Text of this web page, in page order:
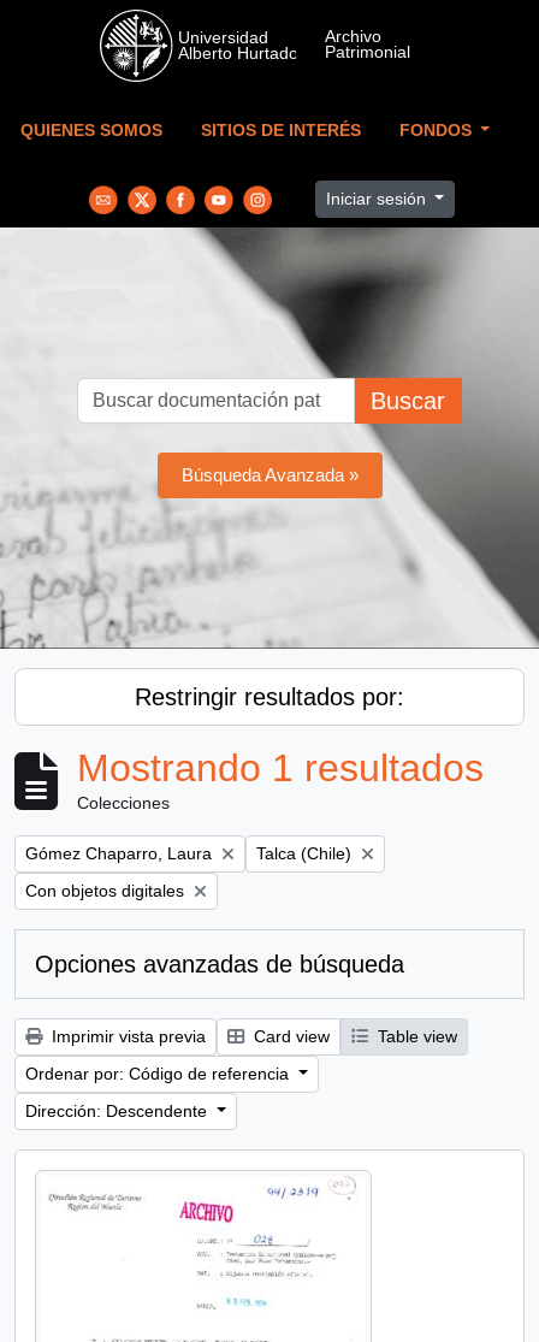
Skip to main content
QUIENES SOMOS SITIOS DE INTERÉS FONDOS
Iniciar sesión
Buscar
Búsqueda Avanzada »
Restringir resultados por:
Mostrando 1 resultados
Colecciones
Remove filter:
Gómez Chaparro, Laura Remove filter:
Talca (Chile)
Remove filter:
Con objetos digitales
Opciones avanzadas de búsqueda
Imprimir vista previa Card view
Table view
Ordenar por: Código de referencia
Dirección: Descendente